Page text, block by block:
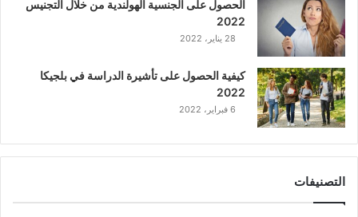
ر
ب
ي
ة
الحصول على الجنسية الهولندية من خلال التجنيس
2022
28 يناير، 2022
كيفية الحصول على تأشيرة الدراسة في بلجيكا
2022
6 فبراير، 2022
التصنيفات